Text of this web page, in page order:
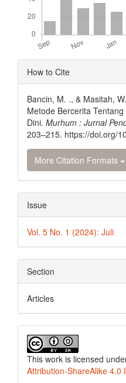
Article
Details
How to Cite
Bancin, M. ., & Masitah,
Metode Bercerita
Dini. Murhum : Jurnal
203–215. https://doi.org/
More Citation Formats
Issue
Vol. 5 No. 1 (2024): Juli
Section
Articles
This work is licensed
Attribution-ShareAlike 4.0